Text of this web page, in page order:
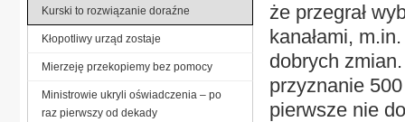
że przegrał
kanałami,
dobrych
przyznanie
pierwsze nie
Kurski to rozwiązanie doraźne
Kłopotliwy urząd zostaje
Mierzeję przekopiemy bez pomocy
Ministrowie ukryli oświadczenia – po
raz pierwszy od dekady